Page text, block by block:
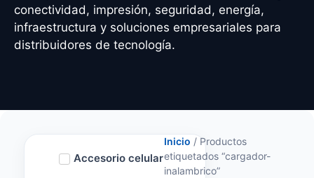
conectividad, impresión, seguridad, energía,
infraestructura y soluciones empresariales para
distribuidores de tecnología.
Accesorio celular
Inicio / Productos
etiquetados “cargador-
inalambrico”